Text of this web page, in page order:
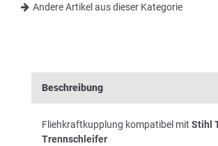
Andere Artikel aus dieser Kategorie
Beschreibung
Fliehkraftkupplung kompatibel mit Stihl
Trennschleifer